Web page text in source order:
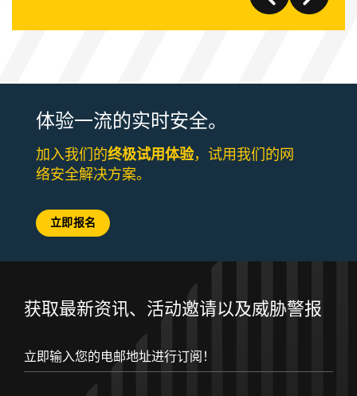
体验一流的实时安全。
加入我们的终极试用体验，试用我们的网
络安全解决方案。
立即报名
获取最新资讯、活动邀请以及威胁警报